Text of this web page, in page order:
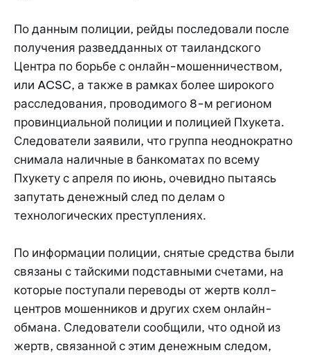
По данным полиции, рейды последовали после
получения разведданных от таиландского
Центра по борьбе с онлайн-мошенничеством,
или ACSC, а также в рамках более широкого
расследования, проводимого 8-м регионом
провинциальной полиции и полицией Пхукета.
Следователи заявили, что группа неоднократно
снимала наличные в банкоматах по всему
Пхукету с апреля по июнь, очевидно пытаясь
запутать денежный след по делам о
технологических преступлениях.
По информации полиции, снятые средства были
связаны с тайскими подставными счетами, на
которые поступали переводы от жертв колл-
центров мошенников и других схем онлайн-
обмана. Следователи сообщили, что одной из
жертв, связанной с этим денежным следом,